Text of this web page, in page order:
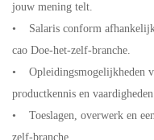
jouw mening telt.
• Salaris conform
cao Doe-het-zelf-branche.
• Opleidingsmogelijkheden
productkennis en
• Toeslagen, overwerk en
zelf-branche.